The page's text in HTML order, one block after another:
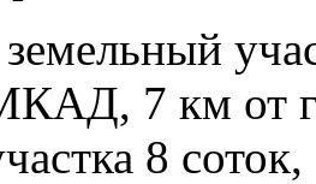
7 км от
8 соток,